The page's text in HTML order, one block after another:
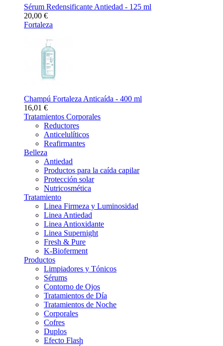
Sérum Redensificante Antiedad - 125 ml
20,00 €
Fortaleza
Champú Fortaleza Anticaída - 400 ml
16,01 €
Tratamientos Corporales
Reductores
Anticelulíticos
Reafirmantes
Belleza
Antiedad
Productos para la caída capilar
Protección solar
Nutricosmética
Tratamiento
Linea Firmeza y Luminosidad
Linea Antiedad
Linea Antioxidante
Linea Supernight
Fresh & Pure
K-Bioferment
Productos
Limpiadores y Tónicos
Sérums
Contorno de Ojos
Tratamientos de Día
Tratamientos de Noche
Corporales
Cofres
Duplos
Efecto Flash